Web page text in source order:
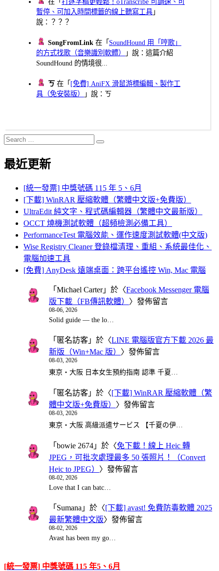
暫停、可加入時間標籤的線上聽寫工具 」
說：？？？
SongFromLink 在「 SoundHound 用「哼歌」
的方式找歌（音樂識別軟體）
」說：這篇介紹
SoundHound 的情境很...
ㄎ 在「 [免費] AniFX 滑鼠游標編輯、製作工
具（免安裝版）
」說：ㄎ
Search
for:
Search
最近更新
[統一發票] 中獎號碼 115 年 5、6月
[下載] WinRAR 壓縮軟體（繁體中文版+免費版）
UltraEdit 純文字、程式碼編輯器（繁體中文最新版）
OCCT 燒機測試軟體（超頻檢測必備工具）
PerformanceTest 電腦效能、運作速度測試軟體(中文版)
Wise Registry Cleaner 登錄檔清理、重組、系統最佳化、
電腦加速工具
[免費] AnyDesk 遠端桌面：跨平台遙控 Win, Mac 電腦
「 Michael Carter」於〈Facebook Messenger 電腦
版下載（FB傳訊軟體） 〉發佈留言
08-06, 2026
Solid guide — the lo…
「 匿名訪客 」於〈LINE 電腦版官方下載 2026 最
新版（Win+Mac 版） 〉發佈留言
08-03, 2026
東京・大阪 日本女生預約指南 認準 千夏…
「 匿名訪客 」於〈[下載] WinRAR 壓縮軟體（繁
體中文版+免費版） 〉發佈留言
08-03, 2026
東京・大阪 高級派遣サービス 【千夏の伊…
「 bowie 2674 」於〈免下載！線上 Heic 轉
JPEG，可批次處理最多 50 張照片！（Convert
Heic to JPEG） 〉發佈留言
08-02, 2026
Love that I can batc…
「 Sumana 」於〈[下載] avast! 免費防毒軟體 2025
最新繁體中文版〉發佈留言
08-02, 2026
Avast has been my go…
[統一發票] 中獎號碼 115 年5、6月